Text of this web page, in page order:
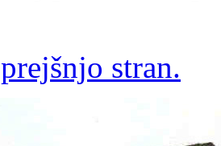
prejšnjo stran.